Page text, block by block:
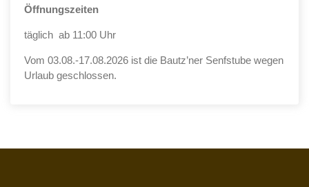
Öffnungszeiten
täglich ab 11:00 Uhr
Vom 03.08.-17.08.2026 ist die Bautz’ner Senfstube wegen
Urlaub geschlossen.